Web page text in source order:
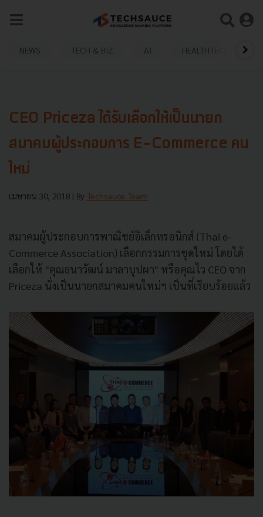
NEWS TECH & BIZ AI HEALTHTECH
CEO Priceza ได้รับเลือกให้เป็นนายก
สมาคมผู้ประกอบการ E-Commerce คน
ใหม่
เมษายน 30, 2018 | By Techsauce Team
สมาคมผู้ประกอบการพาณิชย์อิเล็กทรอนิกส์ (Thai e-
Commerce Association) เลือกกรรมการชุดใหม่ โดยได้
เลือกให้ "คุณธนาวัฒน์ มาลาบุปผา" หรือคุณไว CEO จาก
Priceza นั่งเป็นนายกสมาคมคนใหม่ฯ เป็นที่เรียบร้อยแล้ว